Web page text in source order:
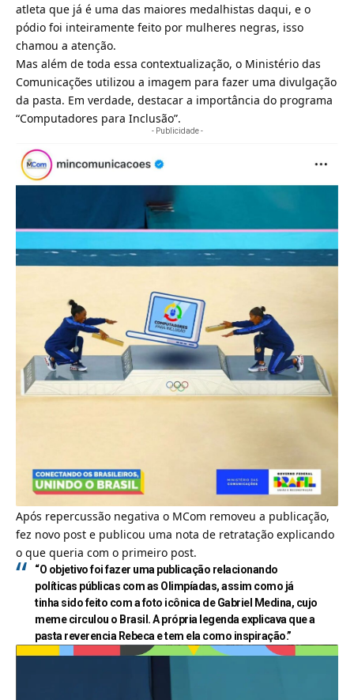
atleta que já é uma das maiores medalhistas daqui, e o
pódio foi inteiramente feito por mulheres negras, isso
chamou a atenção.
Mas além de toda essa contextualização, o Ministério das
Comunicações utilizou a imagem para fazer uma divulgação
da pasta. Em verdade, destacar a importância do programa
“Computadores para Inclusão”.
- Publicidade -
Após repercussão negativa o MCom removeu a publicação,
fez novo post e publicou uma nota de retratação explicando
o que queria com o primeiro post.
“O objetivo foi fazer uma publicação relacionando
políticas públicas com as Olimpíadas, assim como já
tinha sido feito com a foto icônica de Gabriel Medina, cujo
meme circulou o Brasil. A própria legenda explicava que a
pasta reverencia Rebeca e tem ela como inspiração.”